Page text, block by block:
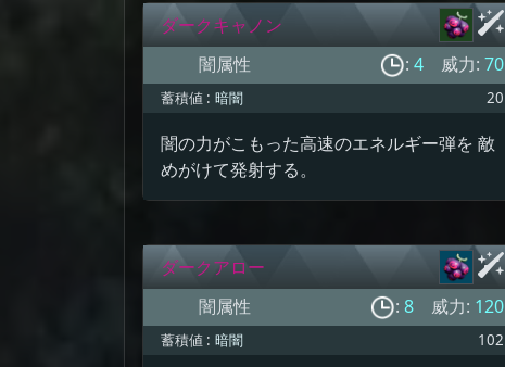
ダークキャノン
闇属性
: 4 威力: 70
蓄積値 : 暗闇 20
闇の力がこもった高速のエネルギー弾を 敵
めがけて発射する。
ダークアロー
闇属性
: 8 威力: 120
蓄積値 : 暗闇 102